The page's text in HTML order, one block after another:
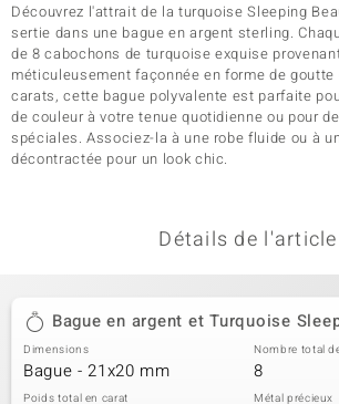
Découvrez l'attrait de la turquoise Sleeping
sertie dans une bague en argent sterling.
de 8 cabochons de turquoise exquise
méticuleusement façonnée en forme de goutte
carats, cette bague polyvalente est parfaite
de couleur à votre tenue quotidienne ou pour
spéciales. Associez-la à une robe fluide ou à
décontractée pour un look chic.
Détails de l'article
Bague en argent et Turquoise
Dimensions
Bague - 21x20 mm
Nombre total
8
Poids total en carat Métal précieux